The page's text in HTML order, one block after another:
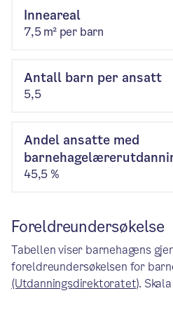
Inneareal
7,5 m² per barn
Antall barn per ansatt
5,5
Andel ansatte med
45,5 %
Foreldreundersøkelse
Tabellen viser barnehagens
foreldreundersøkelsen for
(Utdanningsdirektoratet).